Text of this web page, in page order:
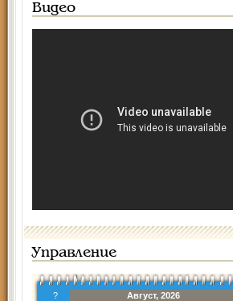
Видео
Управление
?
Август, 2026